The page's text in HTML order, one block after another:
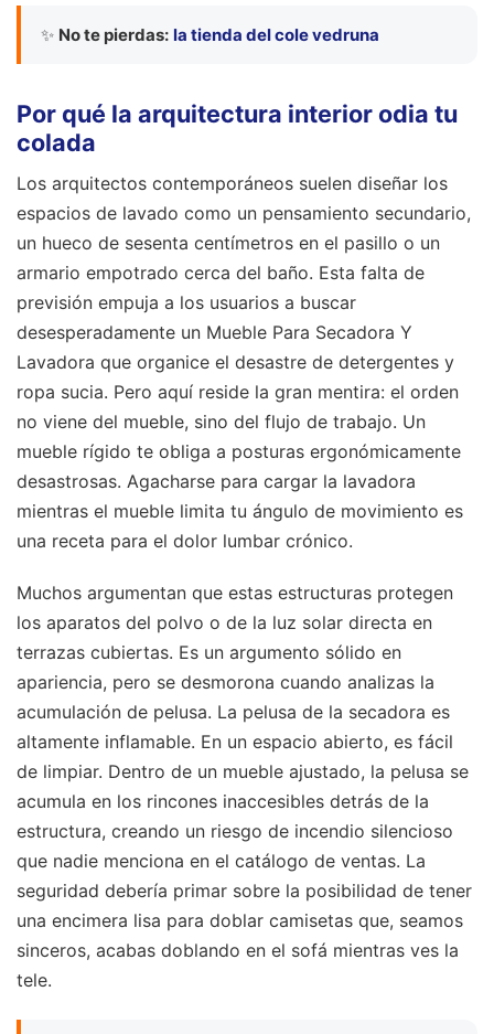
✨ No te pierdas: la tienda del cole vedruna
Por qué la arquitectura interior odia tu
colada
Los arquitectos contemporáneos suelen diseñar los
espacios de lavado como un pensamiento secundario,
un hueco de sesenta centímetros en el pasillo o un
armario empotrado cerca del baño. Esta falta de
previsión empuja a los usuarios a buscar
desesperadamente un Mueble Para Secadora Y
Lavadora que organice el desastre de detergentes y
ropa sucia. Pero aquí reside la gran mentira: el orden
no viene del mueble, sino del flujo de trabajo. Un
mueble rígido te obliga a posturas ergonómicamente
desastrosas. Agacharse para cargar la lavadora
mientras el mueble limita tu ángulo de movimiento es
una receta para el dolor lumbar crónico.
Muchos argumentan que estas estructuras protegen
los aparatos del polvo o de la luz solar directa en
terrazas cubiertas. Es un argumento sólido en
apariencia, pero se desmorona cuando analizas la
acumulación de pelusa. La pelusa de la secadora es
altamente inflamable. En un espacio abierto, es fácil
de limpiar. Dentro de un mueble ajustado, la pelusa se
acumula en los rincones inaccesibles detrás de la
estructura, creando un riesgo de incendio silencioso
que nadie menciona en el catálogo de ventas. La
seguridad debería primar sobre la posibilidad de tener
una encimera lisa para doblar camisetas que, seamos
sinceros, acabas doblando en el sofá mientras ves la
tele.